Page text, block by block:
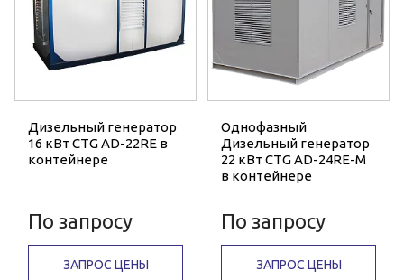
Дизельный генератор
16 кВт CTG AD-22RE в
контейнере
По запросу
ЗАПРОС ЦЕНЫ
Однофазный
Дизельный генератор
22 кВт CTG AD-24RE-M
в контейнере
По запросу
ЗАПРОС ЦЕНЫ